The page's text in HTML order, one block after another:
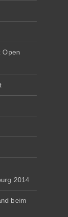
Open
2014
beim